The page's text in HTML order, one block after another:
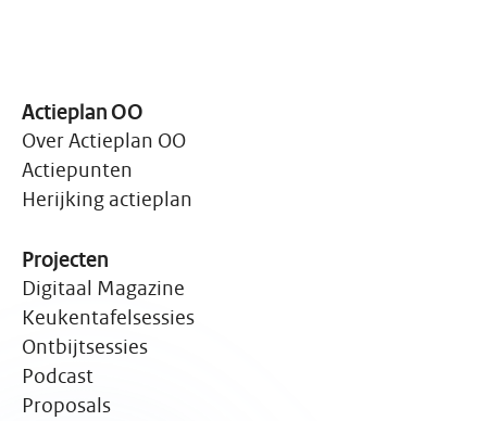
Actieplan OO
Over Actieplan OO
Actiepunten
Herijking actieplan
Projecten
Digitaal Magazine
Keukentafelsessies
Ontbijtsessies
Podcast
Proposals